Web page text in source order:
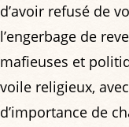
d’avoir refusé de
l’engerbage de
mafieuses et
voile religieux,
d’importance de